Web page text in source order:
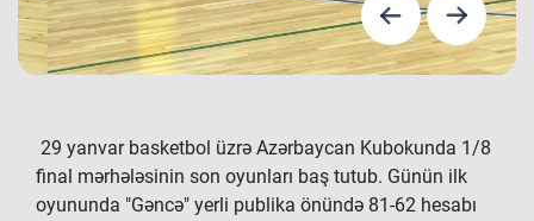
29 yanvar basketbol üzrə Azərbaycan Kubokunda 1/8
final mərhələsinin son oyunları baş tutub. Günün ilk
oyununda "Gəncə" yerli publika önündə 81-62 hesabı